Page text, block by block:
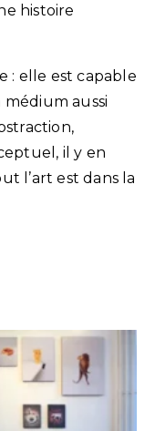
histoire
: elle est capable
médium aussi
il y en
l’art est dans la